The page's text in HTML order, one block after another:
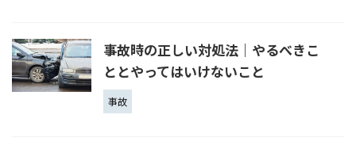
事故時の正しい対処法｜やるべきこ
ととやってはいけないこと
事故